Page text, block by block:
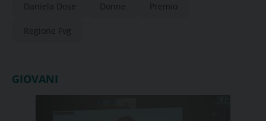
Daniela Dose Donne Premio
Regione Fvg
GIOVANI